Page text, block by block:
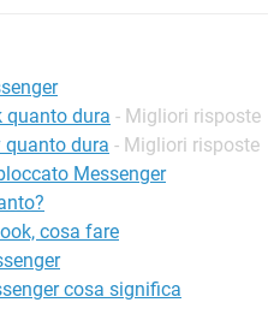
quanto dura - Migliori risposte
quanto dura - Migliori risposte
Messenger
cosa fare
cosa significa